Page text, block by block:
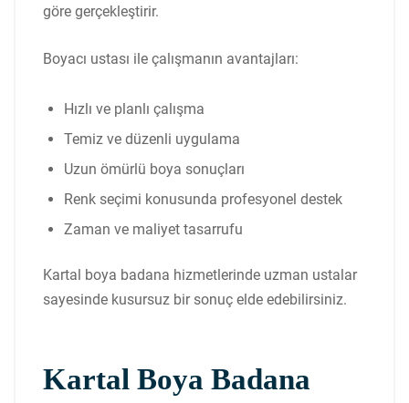
göre gerçekleştirir.
Boyacı ustası ile çalışmanın avantajları:
Hızlı ve planlı çalışma
Temiz ve düzenli uygulama
Uzun ömürlü boya sonuçları
Renk seçimi konusunda profesyonel destek
Zaman ve maliyet tasarrufu
Kartal boya badana hizmetlerinde uzman ustalar
sayesinde kusursuz bir sonuç elde edebilirsiniz.
Kartal Boya Badana